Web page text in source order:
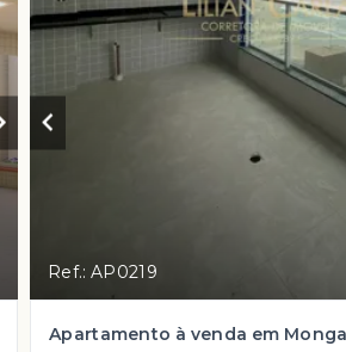
Ref.: AP0219